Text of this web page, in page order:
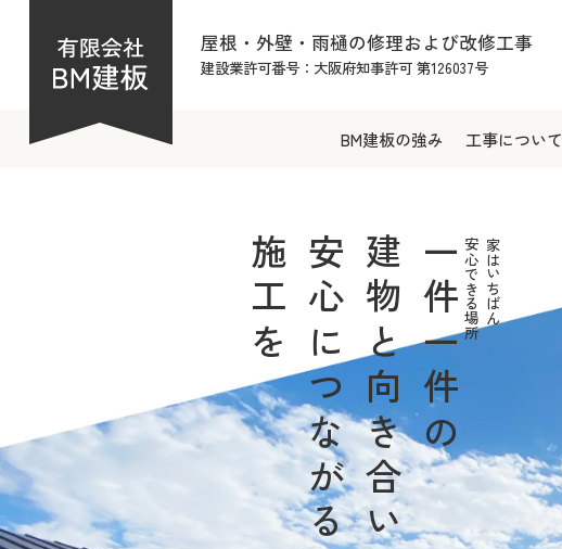
屋根・外壁・雨樋の修理および改修工事
建設業許可番号：大阪府知事許可 第126037号
BM建板の強み 工事について
- 屋根材の種類
- 会社概要・沿革
- アクセスマップ
〒585-0004 大阪府南河内郡河南町山城532
家はいちばん
安心できる場所
一件一件の
建物と向き合い
安心につながる
施工を